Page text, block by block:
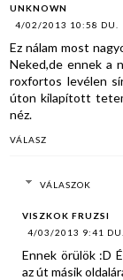
UNKNOWN
4/02/2013 10:58 DU.
Ez nálam most
Neked,de ennek a
roxfortos levélen
úton kilapított
néz.
VÁLASZ
VÁLASZOK
VISZKOK FRUZSI
4/03/2013 9:41 DU.
Ennek örülök :D
az út másik